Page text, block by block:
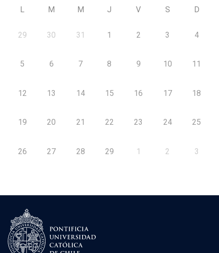
L M M J V S D
29 30 31 1 2 3 4
5 6 7 8 9 10 11
12 13 14 15 16 17 18
19 20 21 22 23 24 25
26 27 28 29 1 2 3